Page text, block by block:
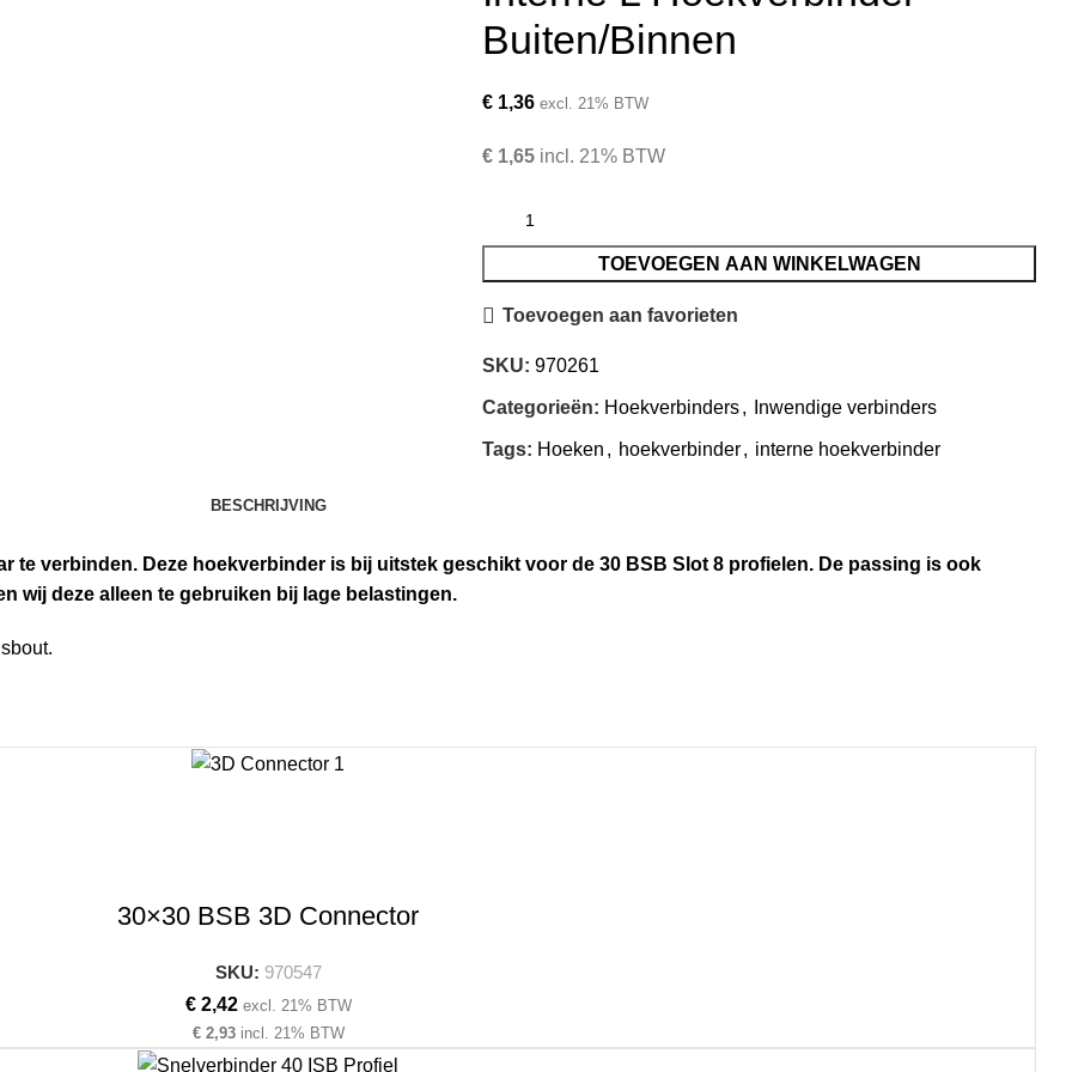
Buiten/Binnen
€ 1,36 excl. 21% BTW
€ 1,65 incl. 21% BTW
TOEVOEGEN AAN WINKELWAGEN
Toevoegen aan favorieten
SKU:970261
Categorieën: Hoekverbinders, Inwendige verbinders
Tags: Hoeken , hoekverbinder, interne hoekverbinder
BESCHRIJVING
te verbinden. Deze hoekverbinder is bij uitstek geschikt voor de 30 BSB Slot 8 profielen. De passing is ook
wij deze alleen te gebruiken bij lage belastingen.
30×30 BSB 3D Connector
SKU: 970547
€2,42 excl. 21% BTW
€2,93incl. 21% BTW